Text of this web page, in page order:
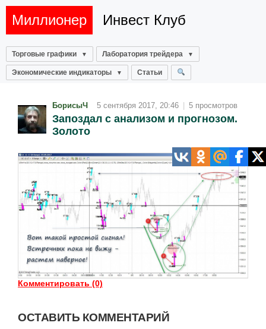
Миллионер Инвест Клуб
Торговые графики Лаборатория трейдера
Экономические индикаторы Статьи
БорисыЧ 5 сентября 2017, 20:46 5 просмотров
Запоздал с анализом и прогнозом.
Золото
Комментировать (0)
ОСТАВИТЬ КОММЕНТАРИЙ